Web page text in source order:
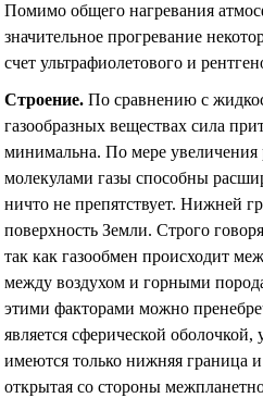
Помимо общего нагревания
значительное прогревание
счет ультрафиолетового и
Строение. По сравнению с
газообразных веществах сила
минимальна. По мере увеличения
молекулами газы способны
ничто не препятствует. Нижней
поверхность Земли. Строго
так как газообмен происходит
между воздухом и горными
этими факторами можно
является сферической
имеются только нижняя граница
открытая со стороны